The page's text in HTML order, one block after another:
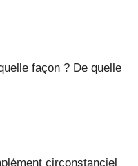
façon ? De quelle
circonstanciel